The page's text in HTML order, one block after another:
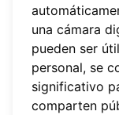
una cámara
pueden ser
personal, se
significativo
comparten